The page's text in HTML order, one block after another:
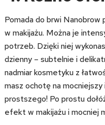
Pomada do brwi
w makijażu. Można je
potrzeb. Dzięki niej
dzienny – subtelnie i
nadmiar kosmetyku z
masz ochotę na
prostszego! Po prostu
efekt w makijażu i mocniej